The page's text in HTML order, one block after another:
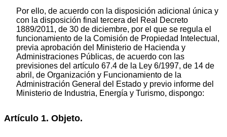
Por ello, de acuerdo con la disposición adicional única y
con la disposición final tercera del Real Decreto
1889/2011, de 30 de diciembre, por el que se regula el
funcionamiento de la Comisión de Propiedad Intelectual,
previa aprobación del Ministerio de Hacienda y
Administraciones Públicas, de acuerdo con las
previsiones del artículo 67.4 de la Ley 6/1997, de 14 de
abril, de Organización y Funcionamiento de la
Administración General del Estado y previo informe del
Ministerio de Industria, Energía y Turismo, dispongo:
Artículo 1. Objeto.